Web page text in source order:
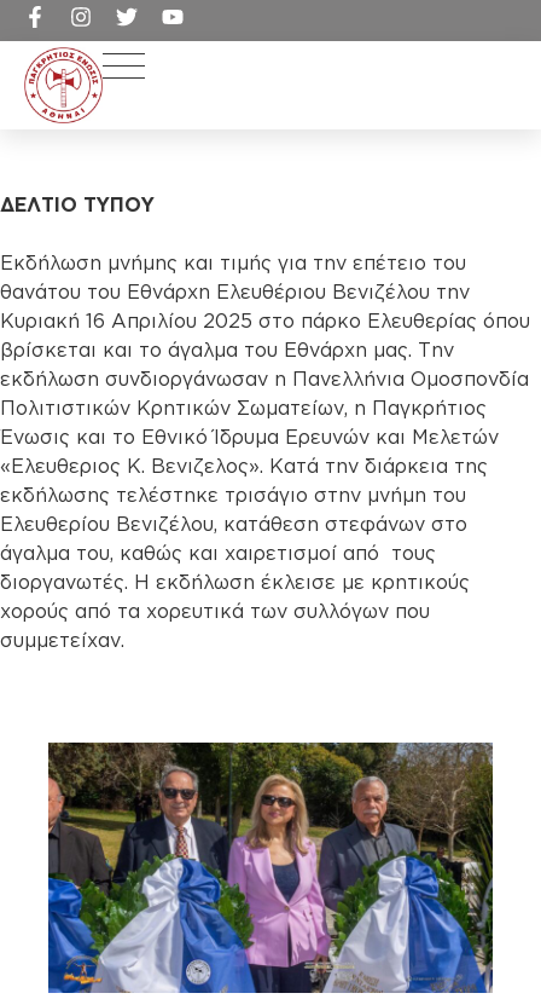
ΔΕΛΤΙΟ ΤΥΠΟΥ
Εκδήλωση μνήμης και τιμής για την επέτειο του
θανάτου του Εθνάρχη Ελευθέριου Βενιζέλου την
Κυριακή 16 Απριλίου 2025 στο πάρκο Ελευθερίας όπου
βρίσκεται και το άγαλμα του Εθνάρχη μας. Την
εκδήλωση συνδιοργάνωσαν η Πανελλήνια Ομοσπονδία
Πολιτιστικών Κρητικών Σωματείων, η Παγκρήτιος
Ένωσις και το Εθνικό Ίδρυμα Ερευνών και Μελετών
«Ελευθεριος Κ. Βενιζελος». Κατά την διάρκεια της
εκδήλωσης τελέστηκε τρισάγιο στην μνήμη του
Ελευθερίου Βενιζέλου, κατάθεση στεφάνων στο
άγαλμα του, καθώς και χαιρετισμοί από τους
διοργανωτές. Η εκδήλωση έκλεισε με κρητικούς
χορούς από τα χορευτικά των συλλόγων που
συμμετείχαν.